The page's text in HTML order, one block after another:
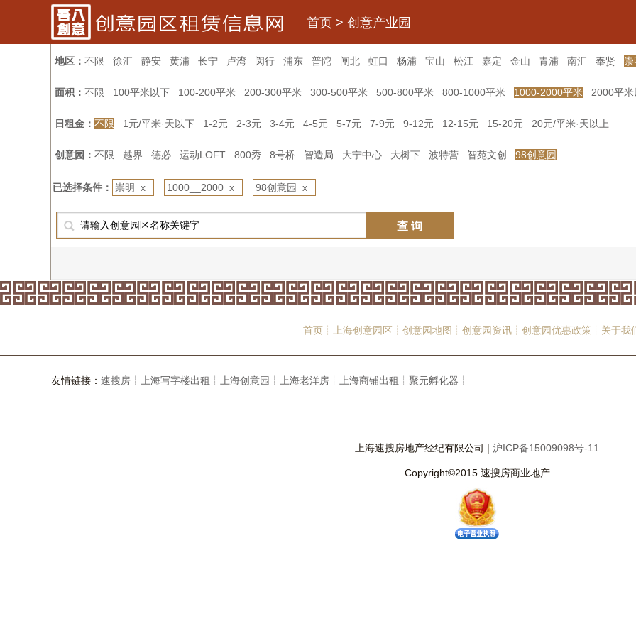
首页 > 创意产业园
地区： 不限 徐汇 静安 黄浦 长宁 卢湾 闵行 浦东 普陀 闸北 虹口 杨浦 宝山 松江 嘉定 金山 青浦 南汇 奉贤 崇
面积： 不限 100平米以下 100-200平米 200-300平米 300-500平米 500-800平米 800-1000平米 1000-2000平米 2000平米
日租金： 不限 1元/平米·天以下 1-2元 2-3元 3-4元 4-5元 5-7元 7-9元 9-12元 12-15元 15-20元 20元/平米·天以上
创意园： 不限 越界 德必 运动LOFT 800秀 8号桥 智造局 大宁中心 大树下 波特营 智苑文创 98创意园
已选择条件： 崇明 x 1000__2000 x 98创意园 x
查 询
首页┊ 上海创意园区┊ 创意园地图┊ 创意园资讯┊ 创意园优惠政策┊ 关于
友情链接： 速搜房┊ 上海写字楼出租┊ 上海创意园┊ 上海老洋房┊ 上海商铺出租┊ 聚元孵化器┊
上海速搜房地产经纪有限公司 | 沪ICP备15009098号-11
Copyright©2015 速搜房商业地产